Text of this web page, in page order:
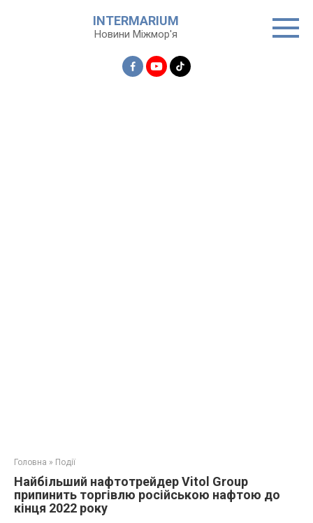
INTERMARIUM
Новини Міжмор'я
Головна » Події
Найбільший нафтотрейдер Vitol Group
припинить торгівлю російською нафтою до
кінця 2022 року